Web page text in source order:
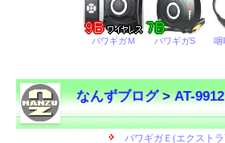
なんずブログ>AT-9912